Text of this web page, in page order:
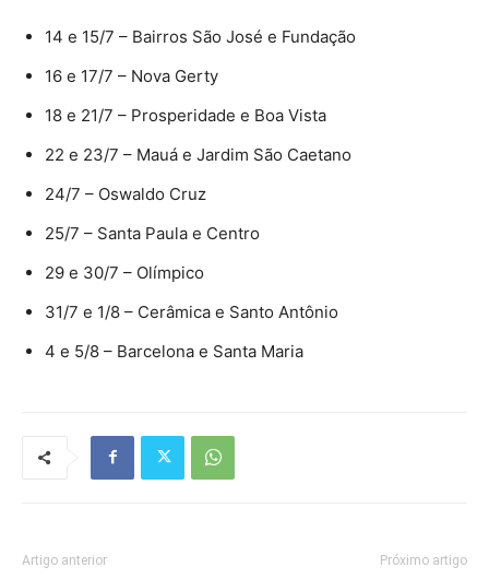
14 e 15/7 – Bairros São José e Fundação
16 e 17/7 – Nova Gerty
18 e 21/7 – Prosperidade e Boa Vista
22 e 23/7 – Mauá e Jardim São Caetano
24/7 – Oswaldo Cruz
25/7 – Santa Paula e Centro
29 e 30/7 – Olímpico
31/7 e 1/8 – Cerâmica e Santo Antônio
4 e 5/8 – Barcelona e Santa Maria
Artigo anterior Próximo artigo